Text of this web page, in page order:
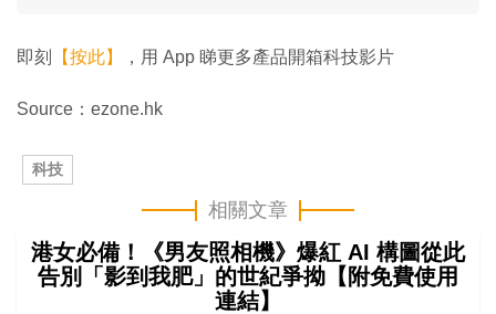
即刻 【按此】 ，用 App 睇更多產品開箱科技影片
Source：ezone.hk
科技
相關文章
港女必備！《男友照相機》爆紅 AI 構圖從此
告別「影到我肥」的世紀爭拗【附免費使用
連結】